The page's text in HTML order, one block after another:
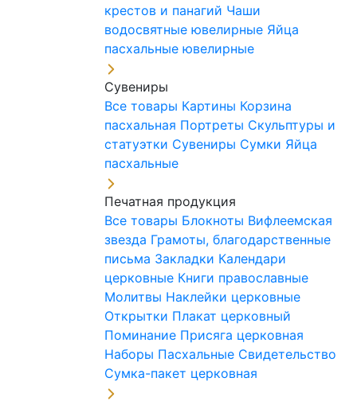
крестов и панагий Чаши
водосвятные ювелирные Яйца
пасхальные ювелирные
Сувениры
Все товары Картины Корзина
пасхальная Портреты Скульптуры и
статуэтки Сувениры Сумки Яйца
пасхальные
Печатная продукция
Все товары Блокноты Вифлеемская
звезда Грамоты, благодарственные
письма Закладки Календари
церковные Книги православные
Молитвы Наклейки церковные
Открытки Плакат церковный
Поминание Присяга церковная
Наборы Пасхальные Свидетельство
Сумка-пакет церковная